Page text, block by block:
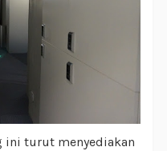
ini turut menyediakan